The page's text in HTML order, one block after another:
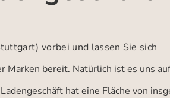
vorbei und lassen Sie sich
bereit. Natürlich ist es uns
hat eine Fläche von